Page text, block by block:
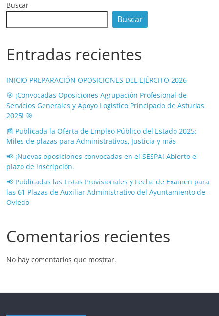
Buscar
Buscar
Entradas recientes
INICIO PREPARACIÓN OPOSICIONES DEL EJÉRCITO 2026
🎯 ¡Convocadas Oposiciones Agrupación Profesional de
Servicios Generales y Apoyo Logístico Principado de Asturias
2025! 🎯
📰 Publicada la Oferta de Empleo Público del Estado 2025:
Miles de plazas para Administrativos, Justicia y más
📢 ¡Nuevas oposiciones convocadas en el SESPA! Abierto el
plazo de inscripción.
📢 Publicadas las Listas Provisionales y Fecha de Examen para
las 61 Plazas de Auxiliar Administrativo del Ayuntamiento de
Oviedo
Comentarios recientes
No hay comentarios que mostrar.